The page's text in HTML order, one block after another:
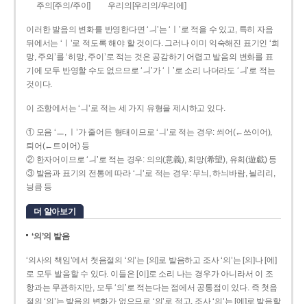
주의[주의/주이]
우리의[우리의/우리에]
이러한 발음의 변화를 반영한다면 ‘ㅢ’는 ‘ㅣ’로 적을 수 있고, 특히 자음
뒤에서는 ‘ㅣ’로 적도록 해야 할 것이다. 그러나 이미 익숙해진 표기인 ‘희
망, 주의’를 ‘히망, 주이’로 적는 것은 공감하기 어렵고 발음의 변화를 표
기에 모두 반영할 수도 없으므로 ‘ㅢ’가 ‘ㅣ’로 소리 나더라도 ‘ㅢ’로 적는
것이다.
이 조항에서는 ‘ㅢ’로 적는 세 가지 유형을 제시하고 있다.
① 모음 ‘ㅡ, ㅣ’가 줄어든 형태이므로 ‘ㅢ’로 적는 경우: 씌어(←쓰이어),
틔어(←트이어) 등
② 한자어이므로 ‘ㅢ’로 적는 경우: 의의(意義), 희망(希望), 유희(遊戱) 등
③ 발음과 표기의 전통에 따라 ‘ㅢ’로 적는 경우: 무늬, 하늬바람, 늴리리,
닁큼 등
더 알아보기
‘의’의 발음
‘의사의 책임’에서 첫음절의 ‘의’는 [의]로 발음하고 조사 ‘의’는 [의]나 [에]
로 모두 발음할 수 있다. 이들은 [이]로 소리 나는 경우가 아니라서 이 조
항과는 무관하지만, 모두 ‘의’로 적는다는 점에서 공통점이 있다. 즉 첫음
절의 ‘의’는 발음의 변화가 없으므로 ‘의’로 적고, 조사 ‘의’는 [에]로 발음할